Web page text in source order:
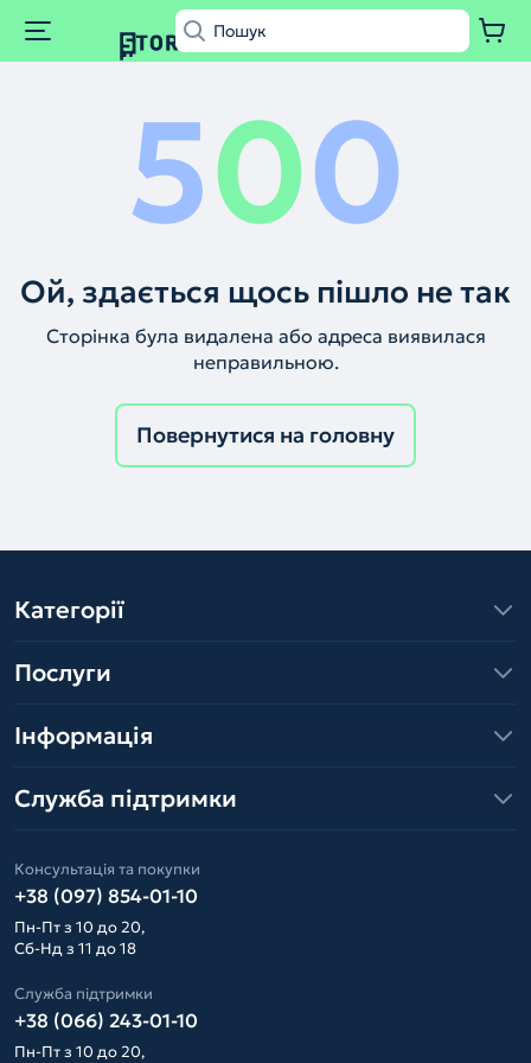
500
Ой, здається щось пішло не так
Сторінка була видалена або адреса виявилася
неправильною.
Повернутися на головну
Категорії
Послуги
Інформація
Служба підтримки
Консультація та покупки
+38 (097) 854-01-10
Пн-Пт з 10 до 20,
Сб-Нд з 11 до 18
Служба підтримки
+38 (066) 243-01-10
Пн-Пт з 10 до 20,